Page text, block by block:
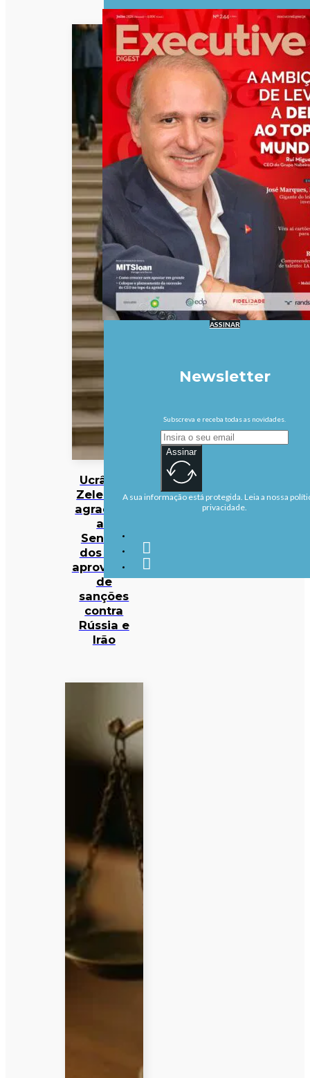
Ucrânia:
Zelensky
agradece
ao
Senado
dos EUA
aprovação
de
sanções
contra
Rússia e
Irão
ASSINAR
Newsletter
Subscreva e receba todas as novidades.
Assinar
A sua informação está protegida. Leia a nossa
privacidade.